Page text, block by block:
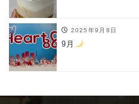
2025年9月8日
9月